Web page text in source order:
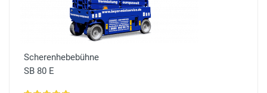
Scherenhebebühne
SB 80 E